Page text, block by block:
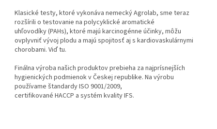
Klasické testy, ktoré vykonáva nemecký Agrolab, sme teraz
rozšírili o testovanie na polycyklické aromatické
uhľovodíky (PAHs), ktoré majú karcinogénne účinky, môžu
ovplyvniť vývoj plodu a majú spojitosť aj s kardiovaskulárnymi
chorobami. Viď tu.
Finálna výroba našich produktov prebieha za najprísnejších
hygienických podmienok v Českej republike. Na výrobu
používame štandardy ISO 9001/2009,
certifikované HACCP a systém kvality IFS.